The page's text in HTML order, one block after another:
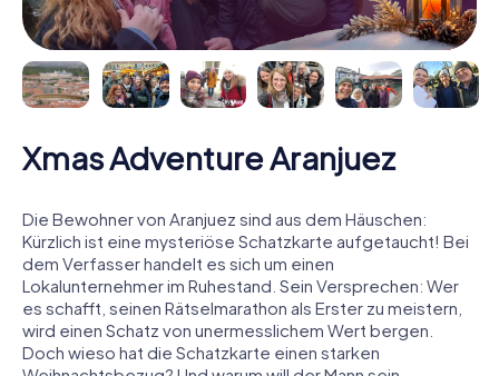
Xmas Adventure Aranjuez
Die Bewohner von Aranjuez sind aus dem Häuschen:
Kürzlich ist eine mysteriöse Schatzkarte aufgetaucht! Bei
dem Verfasser handelt es sich um einen
Lokalunternehmer im Ruhestand. Sein Versprechen: Wer
es schafft, seinen Rätselmarathon als Erster zu meistern,
wird einen Schatz von unermesslichem Wert bergen.
Doch wieso hat die Schatzkarte einen starken